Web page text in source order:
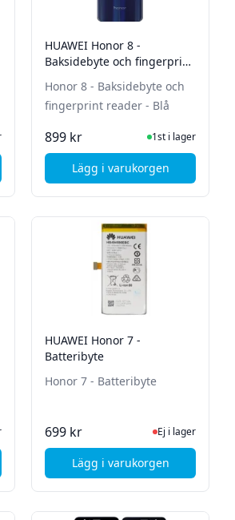
10 - Baksidebyte - Blue
HUAWEI Honor 8 -
Baksidebyte och fingerprint
Honor 8 - Baksidebyte och
fingerprint reader - Blå
899 kr I Lager1st i lager
Lägg i varukorgen, HUAWEI Honor 8 -
produktsidan för senaste status
10 - Byte av laddkontakt (USB-C)
HUAWEI Honor 7 -
Batteribyte
Honor 7 - Batteribyte
699 kr Ej i lager, besök
Ej i lager
Lägg i varukorgen, HUAWEI Honor 7 -